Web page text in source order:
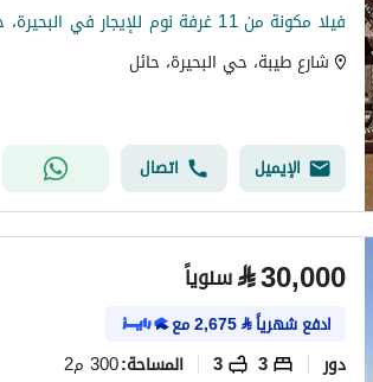
فيلا مكونة من 11 غرفة نوم للإيجار في البحيرة، حائل
شارع طيبة، حي البحيرة، حائل
الإيميل اتصال
⃁30,000 سنوياً
ادفع شهرياً⃁
2,675مع
دور 3
3 المساحة:300 م2